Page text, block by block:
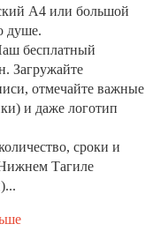
A4 или большой
душе.
бесплатный
Загружайте
отмечайте важные
и даже логотип
сроки и
Тагиле